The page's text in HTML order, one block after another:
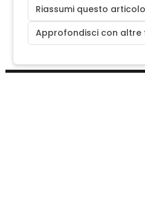
Riassumi questo articolo
Approfondisci con altre